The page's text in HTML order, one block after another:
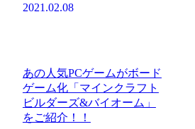
2021.02.08
あの人気PCゲームがボード
ゲーム化「マインクラフト
ビルダーズ&バイオーム」
をご紹介！！